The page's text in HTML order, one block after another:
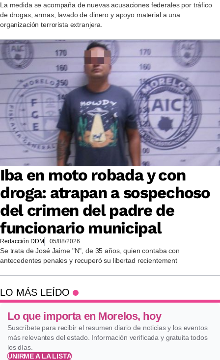
La medida se acompaña de nuevas acusaciones federales por tráfico
de drogas, armas, lavado de dinero y apoyo material a una
organización terrorista extranjera.
Iba en moto robada y con
droga: atrapan a sospechoso
del crimen del padre de
funcionario municipal
Redacción DDM 05/08/2026
Se trata de José Jaime "N", de 35 años, quien contaba con
antecedentes penales y recuperó su libertad recientement
LO MÁS LEÍDO
Lo que importa en Morelos, hoy
Suscríbete para recibir el resumen diario de noticias y los eventos
más relevantes del estado. Información verificada y gratuita todos
los días.
UNIRME A LA LISTA